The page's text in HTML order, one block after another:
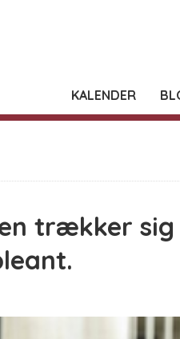
KALENDER
trækker sig